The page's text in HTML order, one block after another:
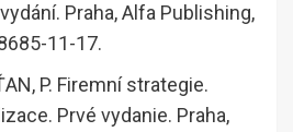
Praha, Alfa Publishing,
11-17.
P. Firemní strategie.
Prvé vydanie. Praha,